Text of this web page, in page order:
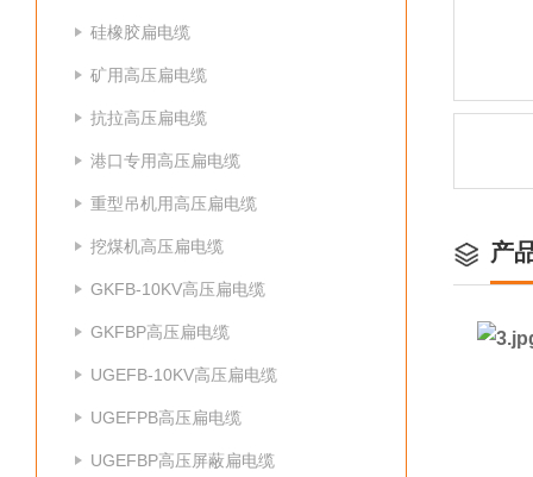
硅橡胶扁电缆
矿用高压扁电缆
抗拉高压扁电缆
港口专用高压扁电缆
重型吊机用高压扁电缆
挖煤机高压扁电缆
GKFB-10KV高压扁电缆
GKFBP高压扁电缆
UGEFB-10KV高压扁电缆
UGEFPB高压扁电缆
UGEFBP高压屏蔽扁电缆
产